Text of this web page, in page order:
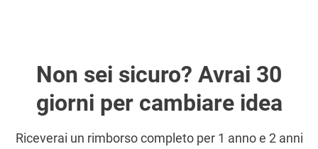
Non sei sicuro? Avrai 30
giorni per cambiare idea
Riceverai un rimborso completo per 1 anno e 2 anni